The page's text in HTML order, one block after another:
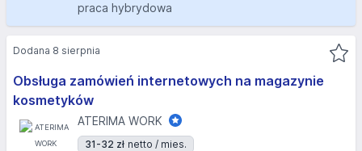
praca hybrydowa
Obsługa zamówień internetowych na magazynie
kosmetyków
ATERIMA WORK
31-32 zł netto / mies.
Dodana 8 sierpnia